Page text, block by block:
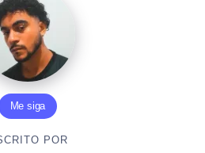
Me siga
POR